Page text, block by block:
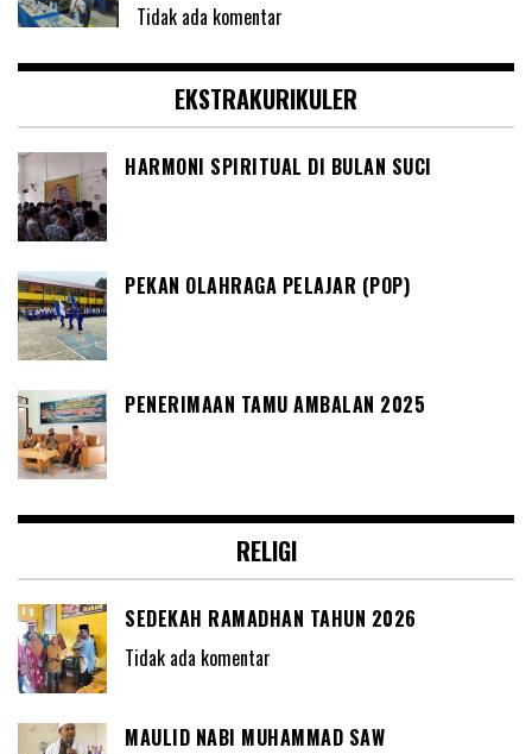
Tidak ada komentar
EKSTRAKURIKULER
HARMONI SPIRITUAL DI BULAN SUCI
PEKAN OLAHRAGA PELAJAR (POP)
PENERIMAAN TAMU AMBALAN 2025
RELIGI
SEDEKAH RAMADHAN TAHUN 2026
Tidak ada komentar
MAULID NABI MUHAMMAD SAW